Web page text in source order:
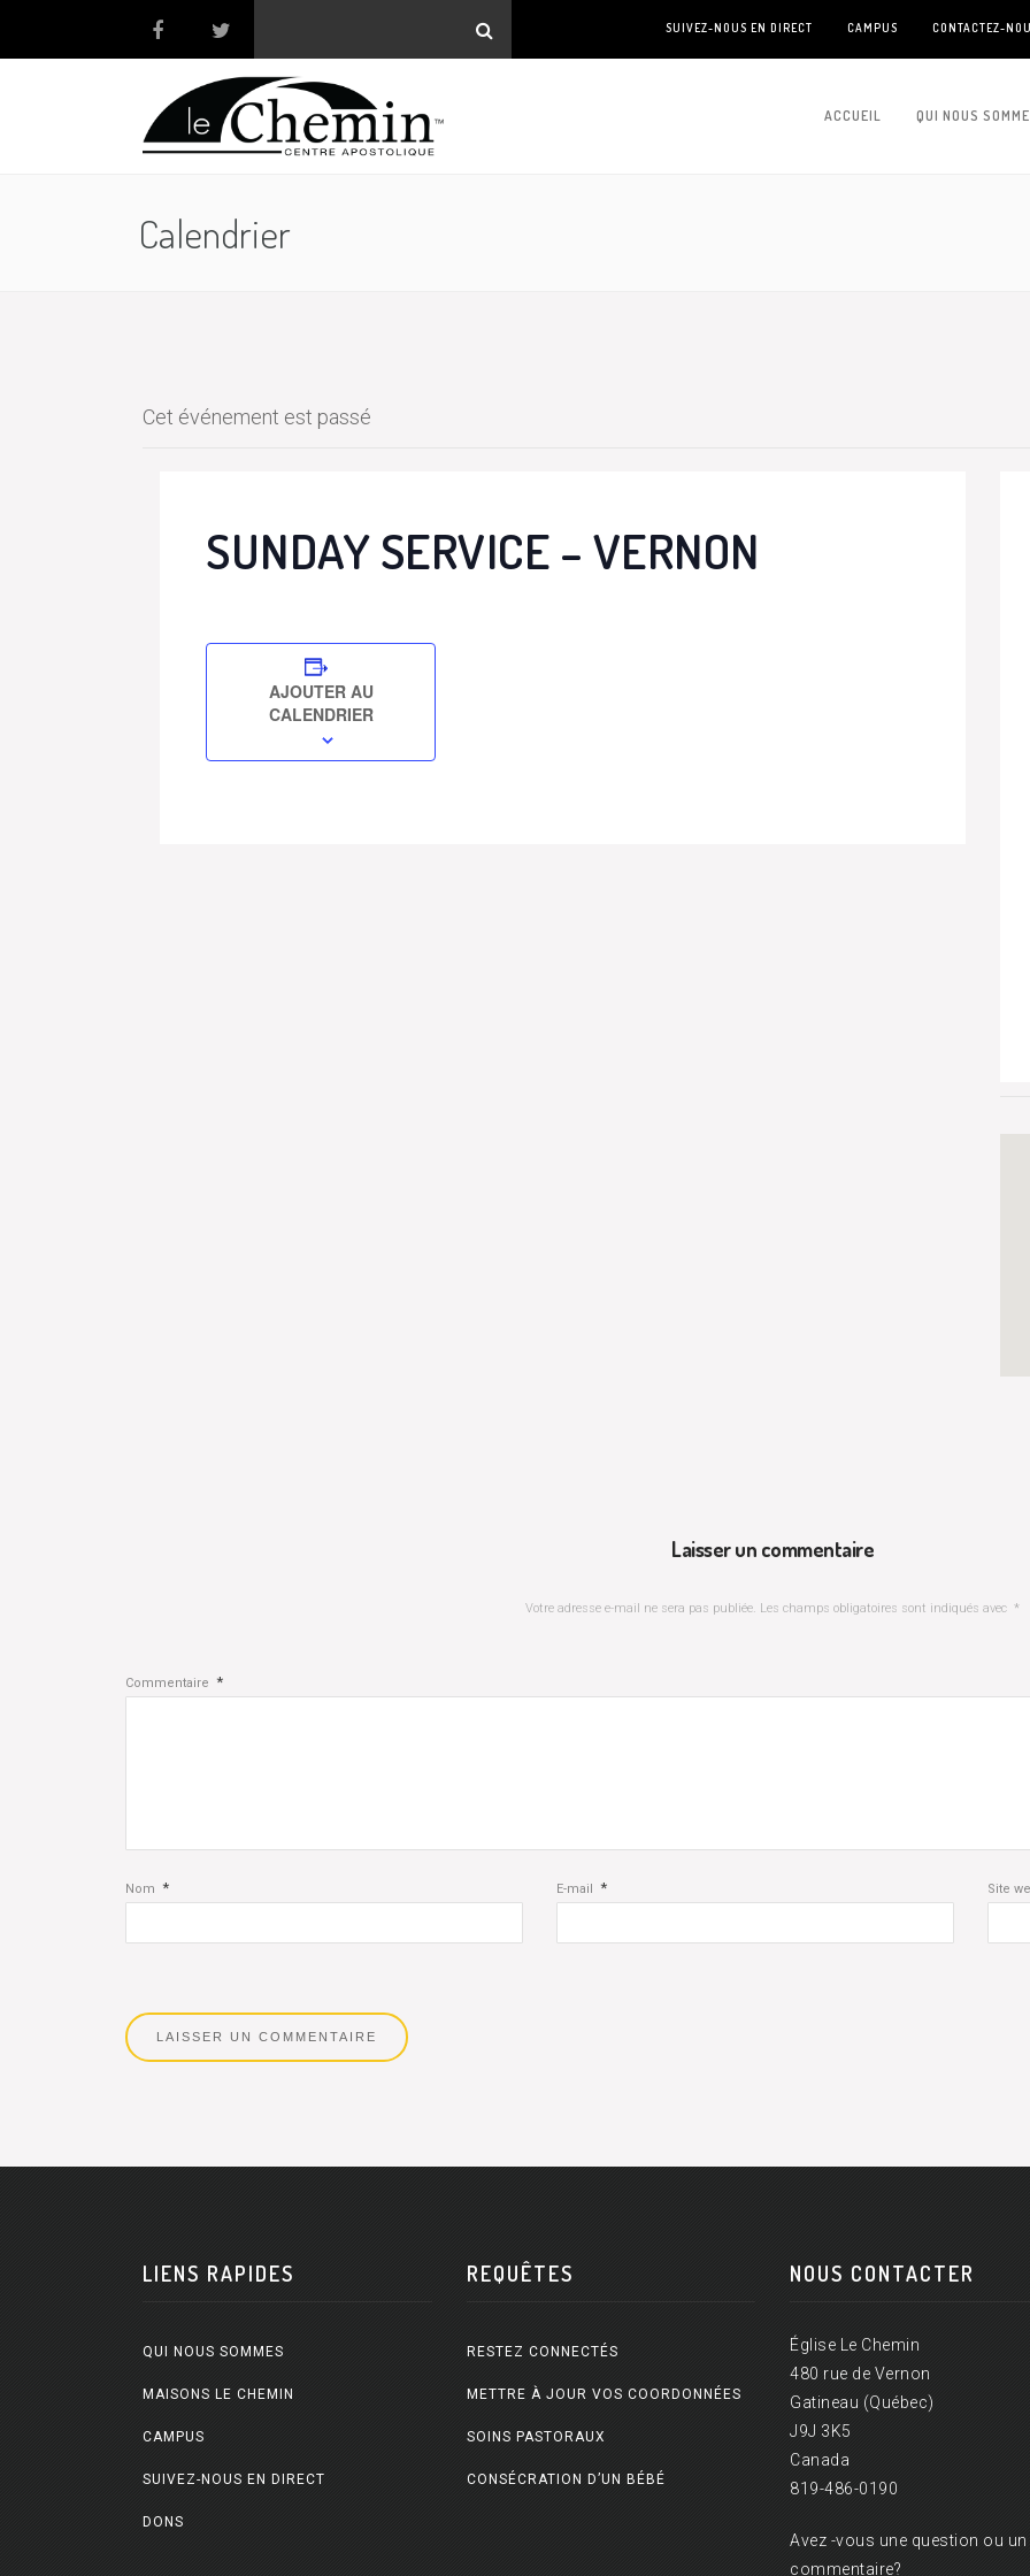
SUIVEZ-NOUS EN DIRECT CAMPUS CONTACTEZ-
ACCUEIL QUI NOUS
Calendrier
Cet événement est passé
SUNDAY SERVICE – VERNON
AJOUTER AU
CALENDRIER
Laisser un commentaire
Votre adresse e-mail ne sera pas publiée. Les champs obligatoires sont indiqués avec *
Commentaire *
Nom * E-mail * Site
LIENS RAPIDES
QUI NOUS SOMMES
MAISONS LE CHEMIN
CAMPUS
SUIVEZ-NOUS EN DIRECT
DONS
REQUÊTES
RESTEZ CONNECTÉS
METTRE À JOUR VOS COORDONNÉES
SOINS PASTORAUX
CONSÉCRATION D’UN BÉBÉ
NOUS CONTACTER
Église Le Chemin
480 rue de Vernon
Gatineau (Québec)
J9J 3K5
Canada
819-486-0190
Avez -vous une question ou un
commentaire?